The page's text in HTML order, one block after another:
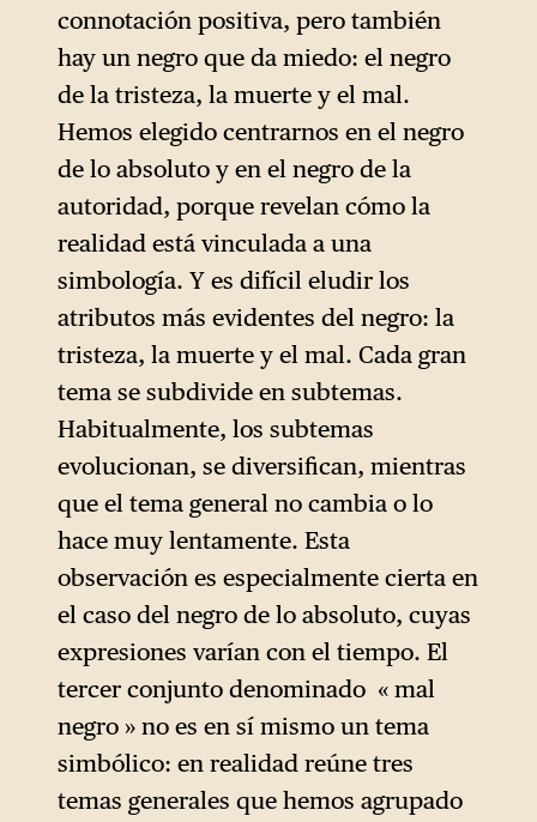
connotación positiva, pero también
hay un negro que da miedo: el negro
de la tristeza, la muerte y el mal.
Hemos elegido centrarnos en el negro
de lo absoluto y en el negro de la
autoridad, porque revelan cómo la
realidad está vinculada a una
simbología. Y es difícil eludir los
atributos más evidentes del negro: la
tristeza, la muerte y el mal. Cada gran
tema se subdivide en subtemas.
Habitualmente, los subtemas
evolucionan, se diversifican, mientras
que el tema general no cambia o lo
hace muy lentamente. Esta
observación es especialmente cierta en
el caso del negro de lo absoluto, cuyas
expresiones varían con el tiempo. El
tercer conjunto denominado « mal
negro » no es en sí mismo un tema
simbólico: en realidad reúne tres
temas generales que hemos agrupado